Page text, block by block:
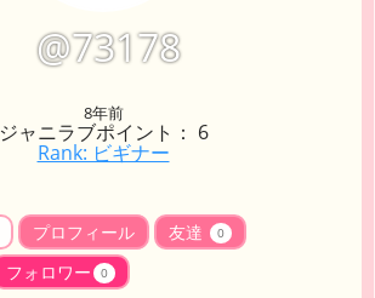
@73178
8年前
ジャニラブポイント： 6
Rank: ビギナー
プロフィール 友達 0
フォロワー 0